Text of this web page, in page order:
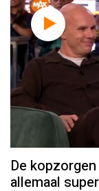
De
allemaal